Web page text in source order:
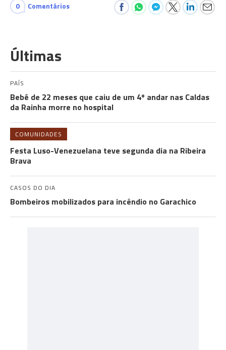
0 Comentários
Últimas
PAÍS
Bebé de 22 meses que caiu de um 4º andar nas Caldas
da Rainha morre no hospital
COMUNIDADES
Festa Luso-Venezuelana teve segunda dia na Ribeira
Brava
CASOS DO DIA
Bombeiros mobilizados para incêndio no Garachico